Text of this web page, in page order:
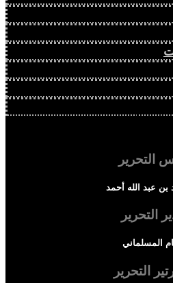
التحرير
عبد الله أحمد
التحرير
المسلماني
التحرير